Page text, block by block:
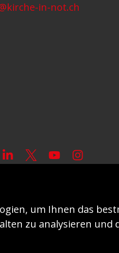
in-not.ch
- KIRCHE IN NOT (ACN)
um Ihnen das
zu analysieren und